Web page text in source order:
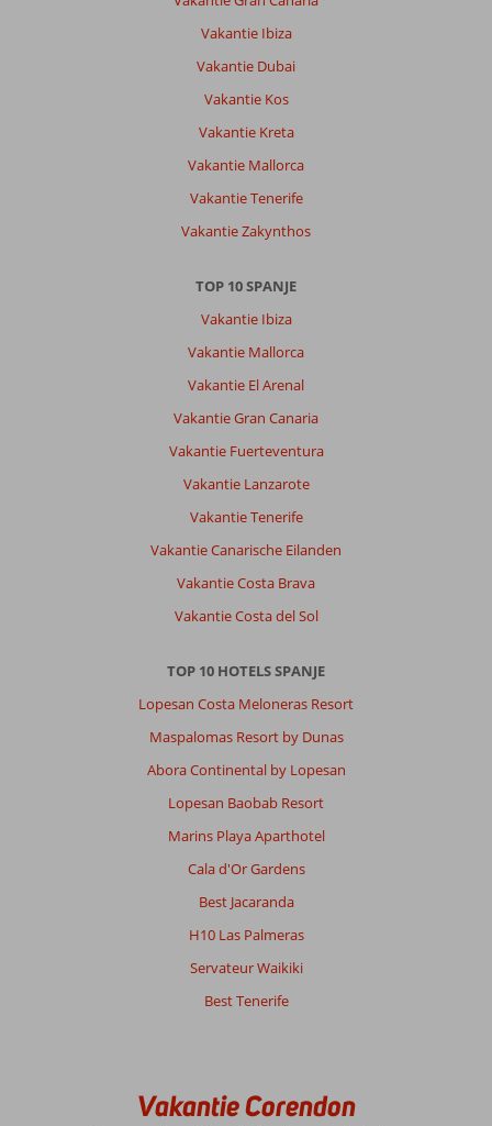
Vakantie Ibiza
Vakantie Dubai
Vakantie Kos
Vakantie Kreta
Vakantie Mallorca
Vakantie Tenerife
Vakantie Zakynthos
TOP 10 SPANJE
Vakantie Ibiza
Vakantie Mallorca
Vakantie El Arenal
Vakantie Gran Canaria
Vakantie Fuerteventura
Vakantie Lanzarote
Vakantie Tenerife
Vakantie Canarische Eilanden
Vakantie Costa Brava
Vakantie Costa del Sol
TOP 10 HOTELS SPANJE
Lopesan Costa Meloneras Resort
Maspalomas Resort by Dunas
Abora Continental by Lopesan
Lopesan Baobab Resort
Marins Playa Aparthotel
Cala d'Or Gardens
Best Jacaranda
H10 Las Palmeras
Servateur Waikiki
Best Tenerife
Vakantie Corendon